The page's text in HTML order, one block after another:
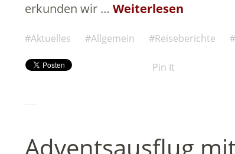
erkunden wir … Weiterlesen
Aktuelles Allgemein Reiseberichte
Pin It
Adventsausflug